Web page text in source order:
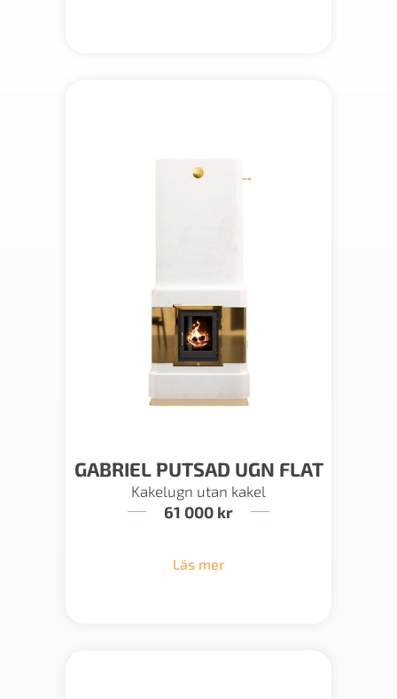
GABRIEL PUTSAD UGN FLAT
Kakelugn utan kakel
61 000 kr
Läs mer